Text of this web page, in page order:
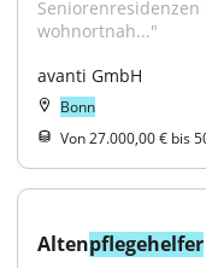
wohnortnah..."
avanti GmbH
Bonn
Von 27.000,00 € bis
Altenpflegehelfer